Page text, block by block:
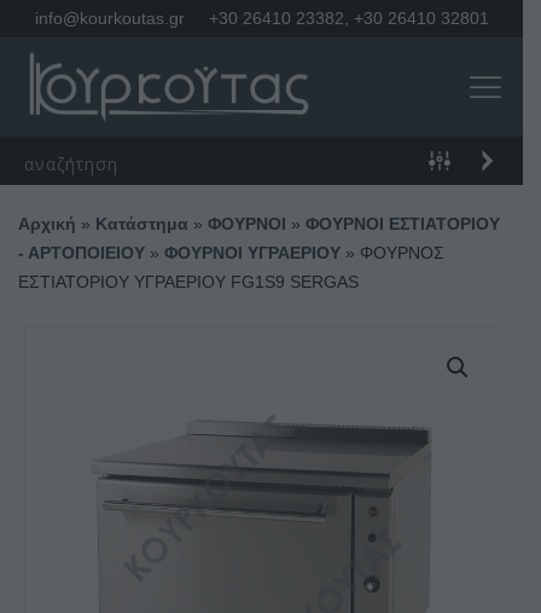
info@kourkoutas.gr +30 26410 23382 +30 26410 32801
Αρχική » Κατάστημα » ΦΟΥΡΝΟΙ » ΦΟΥΡΝΟΙ ΕΣΤΙΑΤΟΡΙΟΥ
- ΑΡΤΟΠΟΙΕΙΟΥ » ΦΟΥΡΝΟΙ ΥΓΡΑΕΡΙΟΥ » ΦΟΥΡΝΟΣ
ΕΣΤΙΑΤΟΡΙΟΥ ΥΓΡΑΕΡΙΟΥ FG1S9 SERGAS